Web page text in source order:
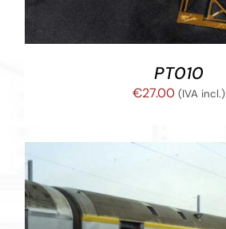
PT010
€27.00 (IVA incl.)